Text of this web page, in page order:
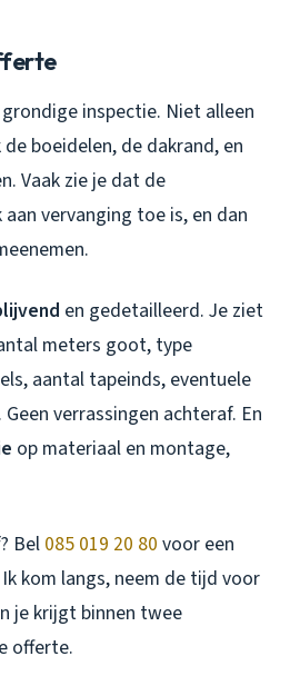
inspectie. Niet alleen
boeidelen, de dakrand, en
Vaak zie je dat de
vervanging toe is, en dan
en gedetailleerd. Je ziet
meters goot, type
aantal tapeinds, eventuele
verrassingen achteraf. En
op materiaal en montage,
Bel 085 019 20 80 voor een
Ik kom langs, neem de tijd voor
je krijgt binnen twee
offerte.